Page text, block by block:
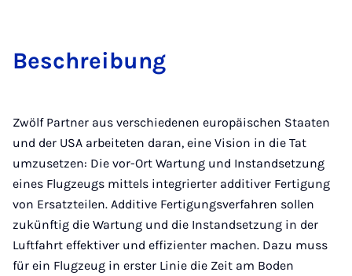
Bes­chreibung
Zwölf Partner aus verschiedenen europäischen Staaten
und der USA arbeiteten daran, eine Vision in die Tat
umzusetzen: Die vor-Ort Wartung und Instandsetzung
eines Flugzeugs mittels integrierter additiver Fertigung
von Ersatzteilen. Additive Fertigungsverfahren sollen
zukünftig die Wartung und die Instandsetzung in der
Luftfahrt effektiver und effizienter machen. Dazu muss
für ein Flugzeug in erster Linie die Zeit am Boden